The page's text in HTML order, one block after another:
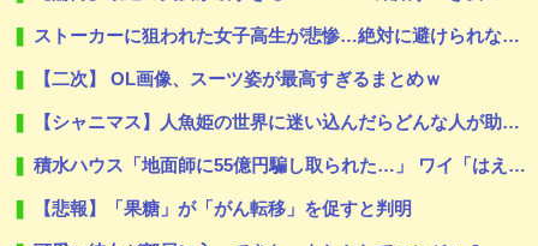
ストーカーに狙われた女子高生が悲惨…絶対に避けられない中出しレ●プGIF画像
【二次】 OL画像、スーツ姿が最高すぎるまとめｗ
【シャニマス】人魚姫の世界に迷い込んだらどんな人が助けてくれたか、をアイドルの誕生日で見たら
積水ハウス「地面師に55億円騙し取られた…」 ワイ「はえーかわいそう…会社滅茶苦茶やろなぁ」
【悲報】「果糖」が「がん転移」を促すと判明